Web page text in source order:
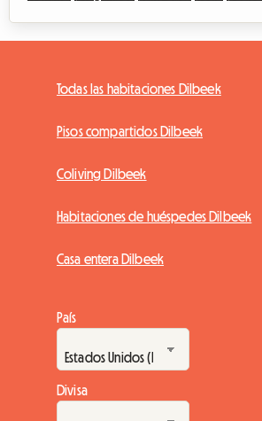
Todas las habitaciones Dilbeek
Pisos compartidos Dilbeek
Coliving Dilbeek
Habitaciones de huéspedes Dilbeek
Casa entera Dilbeek
País
Divisa